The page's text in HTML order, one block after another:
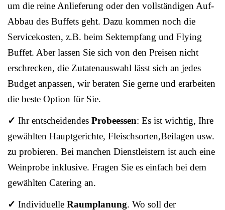
um die reine Anlieferung oder den vollständigen Auf-
Abbau des Buffets geht. Dazu kommen noch die
Servicekosten, z.B. beim Sektempfang und Flying
Buffet. Aber lassen Sie sich von den Preisen nicht
erschrecken, die Zutatenauswahl lässt sich an jedes
Budget anpassen, wir beraten Sie gerne und erarbeiten
die beste Option für Sie.
✓ Ihr entscheidendes Probeessen: Es ist wichtig, Ihre
gewählten Hauptgerichte, Fleischsorten,Beilagen usw.
zu probieren. Bei manchen Dienstleistern ist auch eine
Weinprobe inklusive. Fragen Sie es einfach bei dem
gewählten Catering an.
✓ Individuelle Raumplanung. Wo soll der